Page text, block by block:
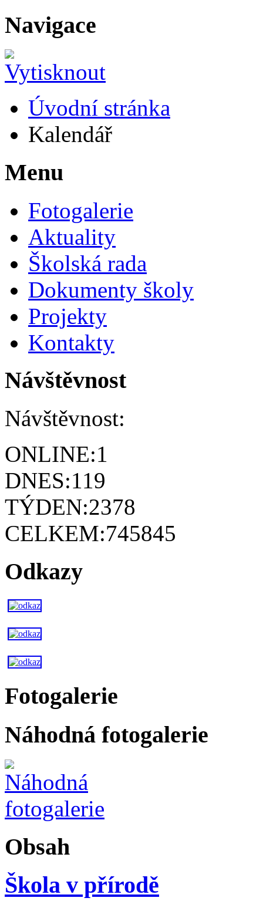
Navigace
Úvodní stránka
Kalendář
Menu
Fotogalerie
Aktuality
Školská rada
Dokumenty školy
Projekty
Kontakty
Návštěvnost
Návštěvnost:
ONLINE:1
DNES:119
TÝDEN:2378
CELKEM:745845
Odkazy
Fotogalerie
Náhodná fotogalerie
Obsah
Škola v přírodě